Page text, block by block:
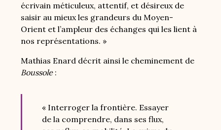
écrivain méticuleux, attentif, et désireux de
saisir au mieux les grandeurs du Moyen-
Orient et l’ampleur des échanges qui les lient à
nos représentations. »
Mathias Enard décrit ainsi le cheminement de
Boussole:
« Interroger la frontière. Essayer
de la comprendre, dans ses flux,